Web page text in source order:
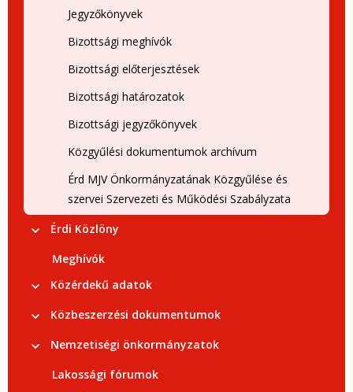
Jegyzőkönyvek
Bizottsági meghívók
Bizottsági előterjesztések
Bizottsági határozatok
Bizottsági jegyzőkönyvek
Közgyűlési dokumentumok archívum
Érd MJV Önkormányzatának Közgyűlése és
szervei Szervezeti és Működési Szabályzata
Érdi Közlöny
Meghívók
Közérdekű adatok
Közbeszerzési dokumentumok
Nemzetiségi önkormányzatok
Lakossági fórumok